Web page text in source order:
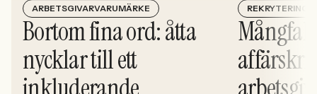
ARBETSGIVARVARUMÄRKE
Bortom fina ord: åtta
nycklar till ett
REKRYTERING